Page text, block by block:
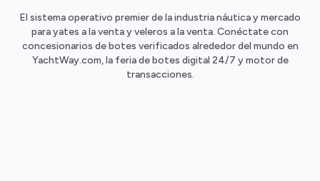
El sistema operativo premier de la industria náutica y mercado
para yates a la venta y veleros a la venta. Conéctate con
concesionarios de botes verificados alrededor del mundo en
YachtWay.com, la feria de botes digital 24/7 y motor de
transacciones.